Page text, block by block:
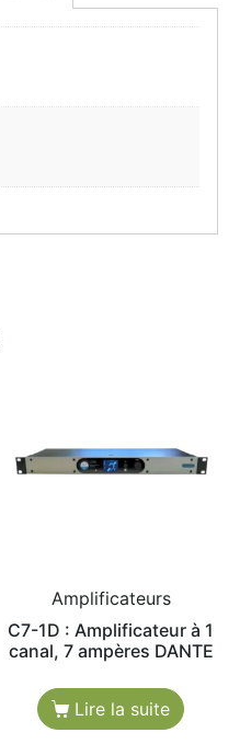
Amplificateurs
C7-1D : Amplificateur à 1
canal, 7 ampères DANTE
Lire la suite